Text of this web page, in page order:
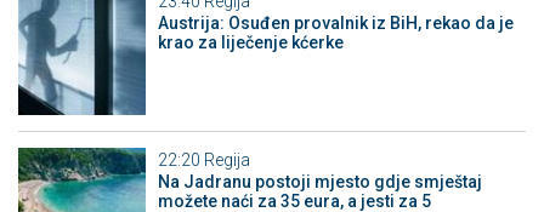
Austrija: Osuđen provalnik iz BiH, rekao da je
krao za liječenje kćerke
22:20 Regija
Na Jadranu postoji mjesto gdje smještaj
možete naći za 35 eura, a jesti za 5